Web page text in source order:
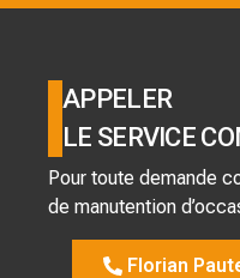
APPELER
LE SERVICE
Pour toute demande
de manutention
Florian